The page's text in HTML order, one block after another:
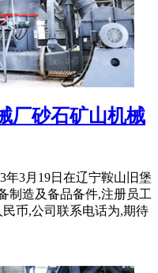
厂砂石矿山机械
年3月19日在辽宁鞍山旧堡
制造及备品备件,注册员工
币,公司联系电话为,期待